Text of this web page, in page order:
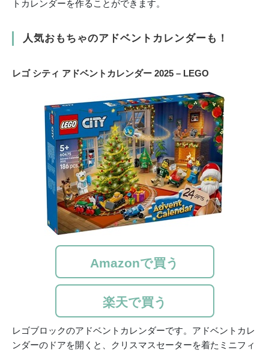
トカレンダーを作ることができます。
人気おもちゃのアドベントカレンダーも！
レゴ シティ アドベントカレンダー 2025 – LEGO
Amazonで買う
楽天で買う
レゴブロックのアドベントカレンダーです。アドベントカレ
ンダーのドアを開くと、クリスマスセーターを着たミニフィ